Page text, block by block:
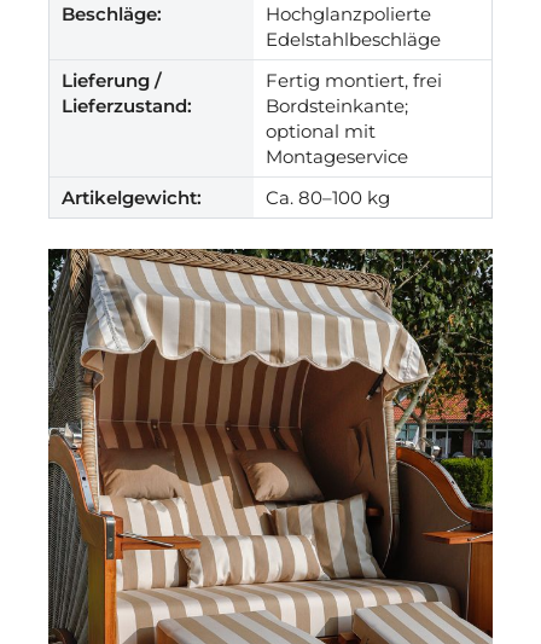
Beschläge:
Hochglanzpolierte
Edelstahlbeschläge
Lieferung /
Lieferzustand:
Fertig montiert, frei
Bordsteinkante;
optional mit
Montageservice
Artikelgewicht:
Ca. 80–100 kg